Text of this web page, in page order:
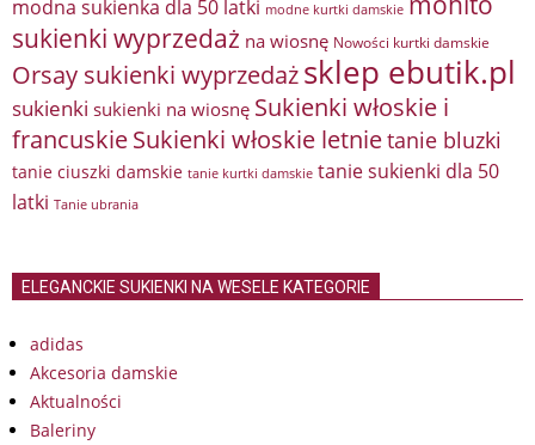
modna sukienka dla 50 latki modne kurtki damskie
sukienki wyprzedaż na wiosnę Nowości kurtki damskie
Orsay sukienki wyprzedażsklep ebutik.pl
sukienki sukienki na wiosnę Sukienki włoskie i
francuskieSukienki włoskie letnietanie bluzki
tanie ciuszki damskie tanie kurtki damskie tanie sukienki dla 50
latki Tanie ubrania
ELEGANCKIE SUKIENKI NA WESELE KATEGORIE
adidas
Akcesoria damskie
Aktualności
Baleriny